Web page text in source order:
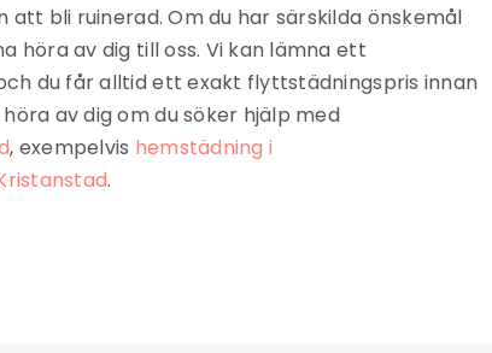
bli ruinerad. Om du har särskilda önskemål
höra av dig till oss. Vi kan lämna ett
du får alltid ett exakt flyttstädningspris innan
av dig om du söker hjälp med
, exempelvis hemstädning i
.